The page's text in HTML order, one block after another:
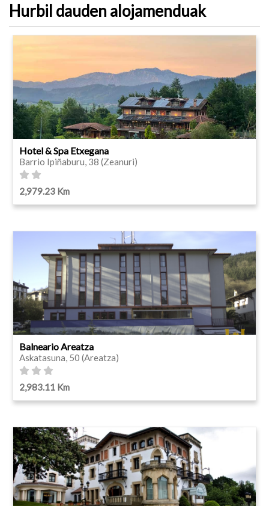
Hurbil dauden alojamenduak
Hotel & Spa Etxegana
Barrio Ipiñaburu, 38 (Zeanuri)
2,979.23 Km
Balneario Areatza
Askatasuna, 50 (Areatza)
2,983.11 Km